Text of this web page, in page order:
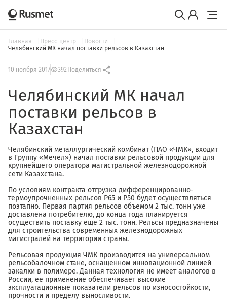
Главная Пресс-центр
Новости
Челябинский МК начал поставки рельсов в Казахстан
10 ноября 2017 392 Поделиться
Челябинский МК начал
поставки рельсов в
Казахстан
Челябинский металлургический комбинат (ПАО «ЧМК», входит
в Группу «Мечел») начал поставки рельсовой продукции для
крупнейшего оператора магистральной железнодорожной
сети Казахстана.
По условиям контракта отгрузка дифференцированно-
термоупрочненных рельсов Р65 и Р50 будет осуществляться
поэтапно. Первая партия рельсов объемом 2 тыс. тонн уже
доставлена потребителю, до конца года планируется
осуществить поставку еще 2 тыс. тонн. Рельсы предназначены
для строительства современных железнодорожных
магистралей на территории страны.
Рельсовая продукция ЧМК производится на универсальном
рельсобалочном стане, оснащенном инновационной линией
закалки в полимере. Данная технология не имеет аналогов в
России, ее применение обеспечивает высокие
эксплуатационные показатели рельсов по износостойкости,
прочности и пределу выносливости.